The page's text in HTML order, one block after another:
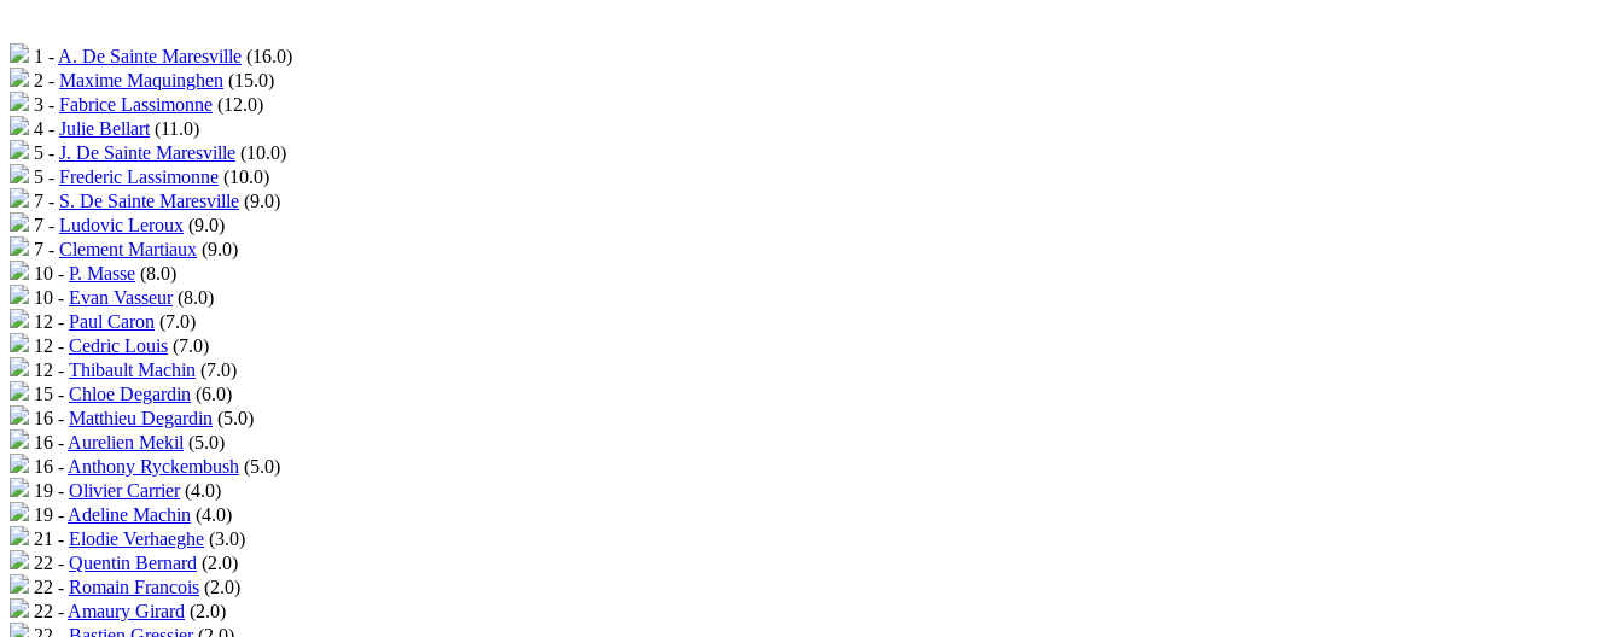
1 - A. De Sainte Maresville (16.0)
2 - Maxime Maquinghen (15.0)
3 - Fabrice Lassimonne (12.0)
4 - Julie Bellart (11.0)
5 - J. De Sainte Maresville (10.0)
5 - Frederic Lassimonne (10.0)
7 - S. De Sainte Maresville (9.0)
7 - Ludovic Leroux (9.0)
7 - Clement Martiaux (9.0)
10 - P. Masse (8.0)
10 - Evan Vasseur(8.0)
12 - Paul Caron (7.0)
12 - Cedric Louis (7.0)
12 - Thibault Machin (7.0)
15 - Chloe Degardin (6.0)
16 - Matthieu Degardin (5.0)
16 - Aurelien Mekil (5.0)
16 - Anthony Ryckembush (5.0)
19 - Olivier Carrier(4.0)
19 - Adeline Machin (4.0)
21 - Elodie Verhaeghe (3.0)
22 - Quentin Bernard (2.0)
22 - Romain Francois (2.0)
22 - Amaury Girard (2.0)